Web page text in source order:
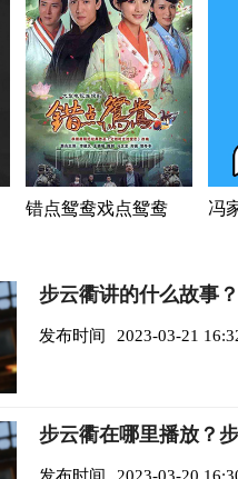
错点鸳鸯戏点鸳鸯 冯
步云衢讲的什么故事？
发布时间 2023-03-21
步云衢在哪里播放？